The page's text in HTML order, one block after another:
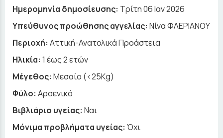
Ημερομηνία δημοσίευσης: Τρίτη 06 Ιαν 2026
Yπεύθυνος προώθησης αγγελίας: Νίνα ΦΛΕΡΙΑΝΟΥ
Περιοχή: Αττική-Ανατολικά Προάστεια
Ηλικία: 1 έως 2 ετών
Μέγεθος: Μεσαίο (<25Kg)
Φύλο: Αρσενικό
Βιβλιάριο υγείας: Ναι
Μόνιμα προβλήματα υγείας: Όχι